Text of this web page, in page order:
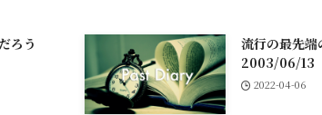
ろう
流行の最先
2003/06/13
2022-04-06